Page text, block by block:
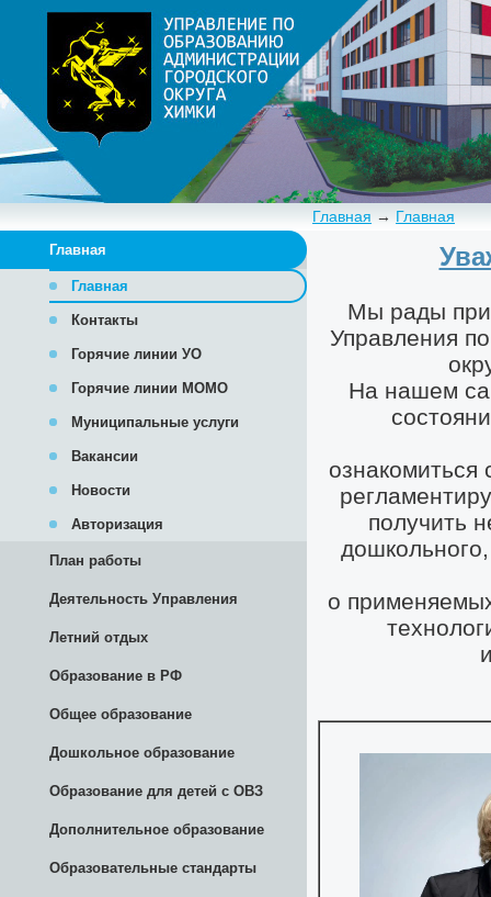
Главная → Главная
Главная
Главная
Контакты
Горячие линии УО
Горячие линии МОМО
Муниципальные услуги
Вакансии
Новости
Авторизация
План работы
Деятельность Управления
Летний отдых
Образование в РФ
Общее образование
Дошкольное образование
Образование для детей с ОВЗ
Дополнительное образование
Образовательные стандарты